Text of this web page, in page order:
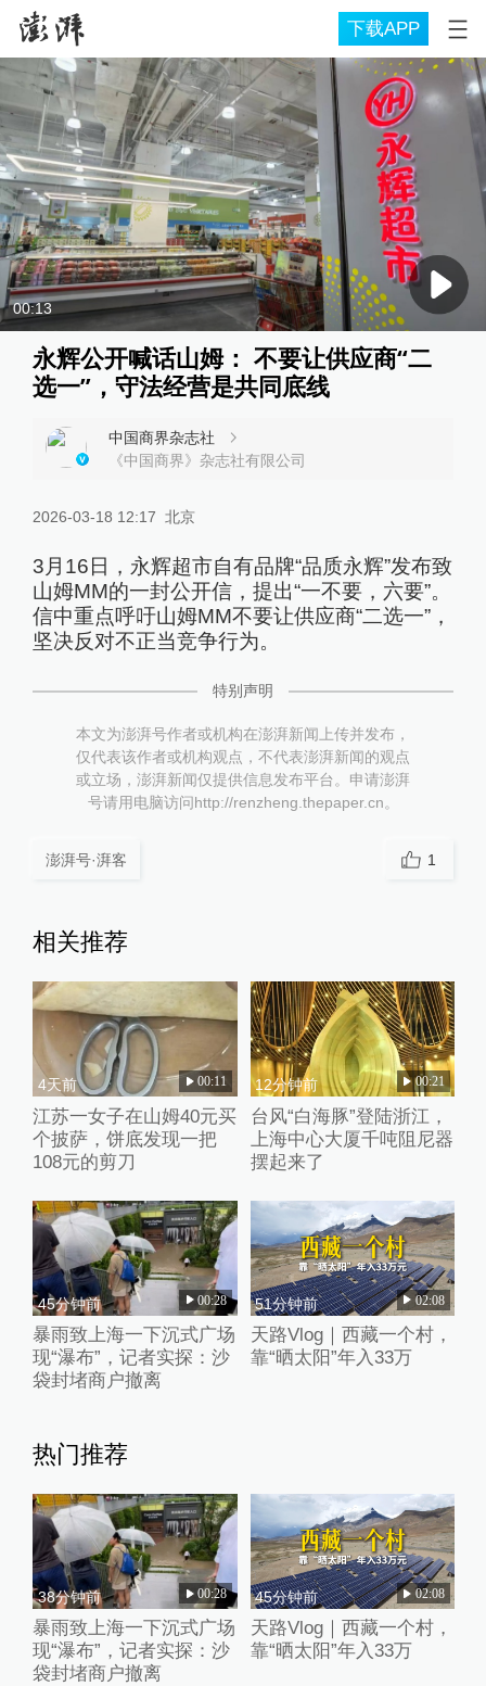
下载APP
00:13
永辉公开喊话山姆： 不要让供应商“二
选一”，守法经营是共同底线
中国商界杂志社
《中国商界》杂志社有限公司
2026-03-18 12:17 北京
3月16日，永辉超市自有品牌“品质永辉”发布致
山姆MM的一封公开信，提出“一不要，六要”。
信中重点呼吁山姆MM不要让供应商“二选一”，
坚决反对不正当竞争行为。
特别声明
本文为澎湃号作者或机构在澎湃新闻上传并发布，
仅代表该作者或机构观点，不代表澎湃新闻的观点
或立场，澎湃新闻仅提供信息发布平台。申请澎湃
号请用电脑访问http://renzheng.thepaper.cn。
澎湃号·湃客 1
相关推荐
4天前 00:11
江苏一女子在山姆40元买
个披萨，饼底发现一把
108元的剪刀
12分钟前 00:21
台风“白海豚”登陆浙江，
上海中心大厦千吨阻尼器
摆起来了
45分钟前 00:28
暴雨致上海一下沉式广场
现“瀑布”，记者实探：沙
袋封堵商户撤离
51分钟前 02:08
天路Vlog｜西藏一个村，
靠“晒太阳”年入33万
热门推荐
38分钟前 00:28
暴雨致上海一下沉式广场
现“瀑布”，记者实探：沙
袋封堵商户撤离
45分钟前 02:08
天路Vlog｜西藏一个村，
靠“晒太阳”年入33万